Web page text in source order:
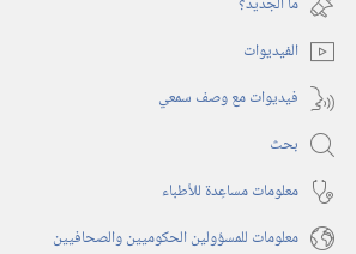
جديدة)
ما الجديد؟‏
الفيديوات
فيديوات مع وصف سمعي
بحث
معلومات مساعِدة للأطباء
معلومات للمسؤولين الحكوميين والصحافيين